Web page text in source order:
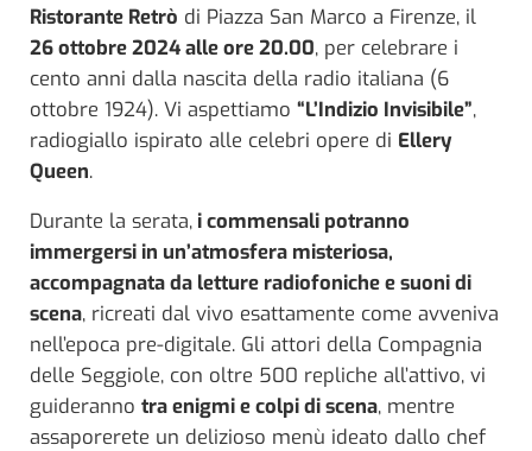
Ristorante Retrò di Piazza San Marco a Firenze, il
26 ottobre 2024 alle ore 20.00, per celebrare i
cento anni dalla nascita della radio italiana (6
ottobre 1924). Vi aspettiamo “L’Indizio Invisibile”,
radiogiallo ispirato alle celebri opere di Ellery
Queen.
Durante la serata, i commensali potranno
immergersi in un’atmosfera misteriosa,
accompagnata da letture radiofoniche e suoni di
scena, ricreati dal vivo esattamente come avveniva
nell’epoca pre-digitale. Gli attori della Compagnia
delle Seggiole, con oltre 500 repliche all’attivo, vi
guideranno tra enigmi e colpi di scena, mentre
assaporerete un delizioso menù ideato dallo chef